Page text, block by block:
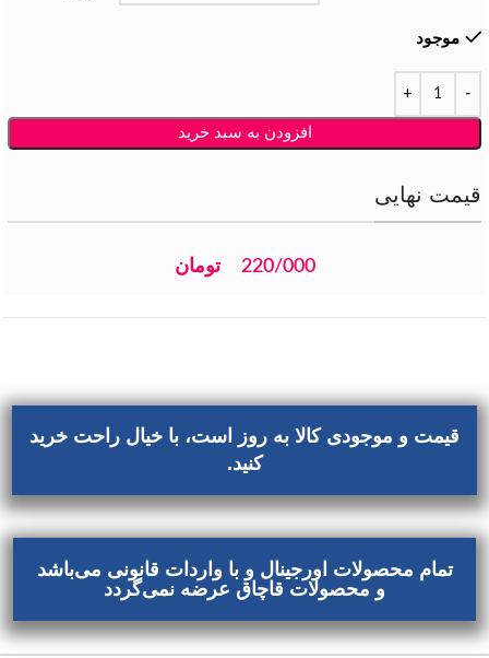
موجود
افزودن به سبد خرید
قیمت نهایی
220/000 تومان
قیمت و موجودی کالا به روز است، با خیال راحت خرید
کنید.
تمام محصولات اورجینال و با واردات قانونی می‌باشد
و محصولات قاچاق عرضه نمی‌گردد